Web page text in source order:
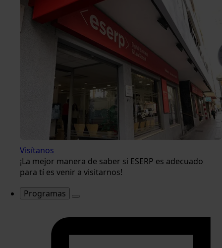
Visítanos
¡La mejor manera de saber si ESERP es adecuado
para tí es venir a visitarnos!
Programas